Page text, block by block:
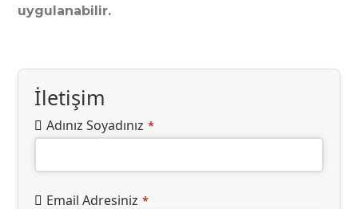
uygulanabilir.
İletişim
Adınız Soyadınız *
Email Adresiniz *